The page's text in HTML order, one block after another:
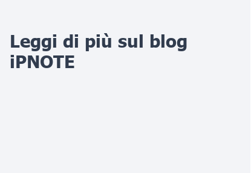
Leggi di più sul blog
iPNOTE